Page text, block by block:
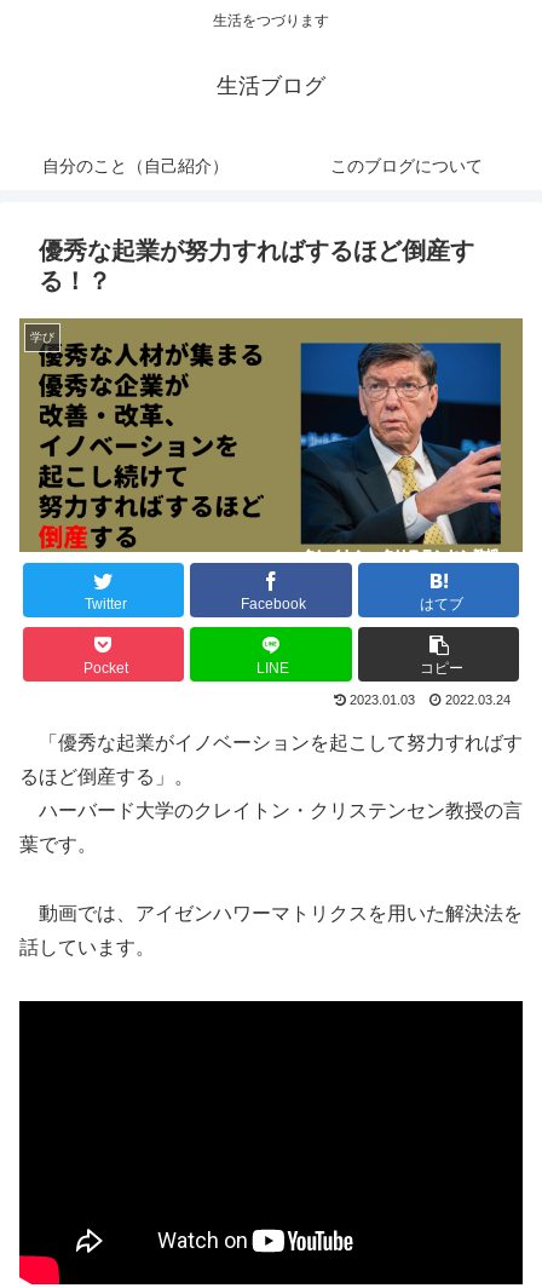
生活をつづります
生活ブログ
自分のこと（自己紹介） このブログについて
優秀な起業が努力すればするほど倒産す
る！？
学び
Twitter Facebook はてブ
Pocket LINE コピー
2023.01.03 2022.03.24
「優秀な起業がイノベーションを起こして努力すればす
るほど倒産する」。
ハーバード大学のクレイトン・クリステンセン教授の言
葉です。
動画では、アイゼンハワーマトリクスを用いた解決法を
話しています。